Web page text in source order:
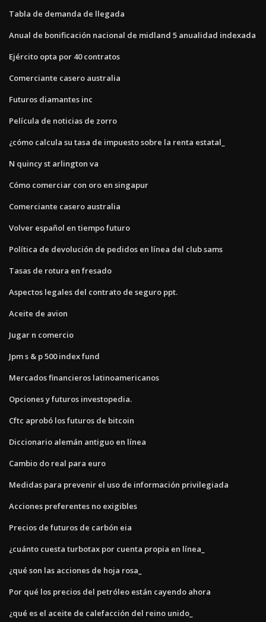
Tabla de demanda de llegada
Anual de bonificación nacional de midland 5 anualidad indexada
Ejército opta por 40 contratos
Comerciante casero australia
Futuros diamantes inc
Película de noticias de zorro
¿cómo calcula su tasa de impuesto sobre la renta estatal_
N quincy st arlington va
Cómo comerciar con oro en singapur
Comerciante casero australia
Volver español en tiempo futuro
Política de devolución de pedidos en línea del club sams
Tasas de rotura en fresado
Aspectos legales del contrato de seguro ppt.
Aceite de avion
Jugar n comercio
Jpm s & p 500 index fund
Mercados financieros latinoamericanos
Opciones y futuros investopedia.
Cftc aprobó los futuros de bitcoin
Diccionario alemán antiguo en línea
Cambio do real para euro
Medidas para prevenir el uso de información privilegiada
Acciones preferentes no exigibles
Precios de futuros de carbón eia
¿cuánto cuesta turbotax por cuenta propia en línea_
¿qué son las acciones de hoja rosa_
Por qué los precios del petróleo están cayendo ahora
¿qué es el aceite de calefacción del reino unido_